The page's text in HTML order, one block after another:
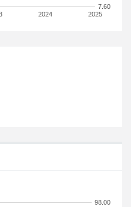
2024 2025
7.60
98.00